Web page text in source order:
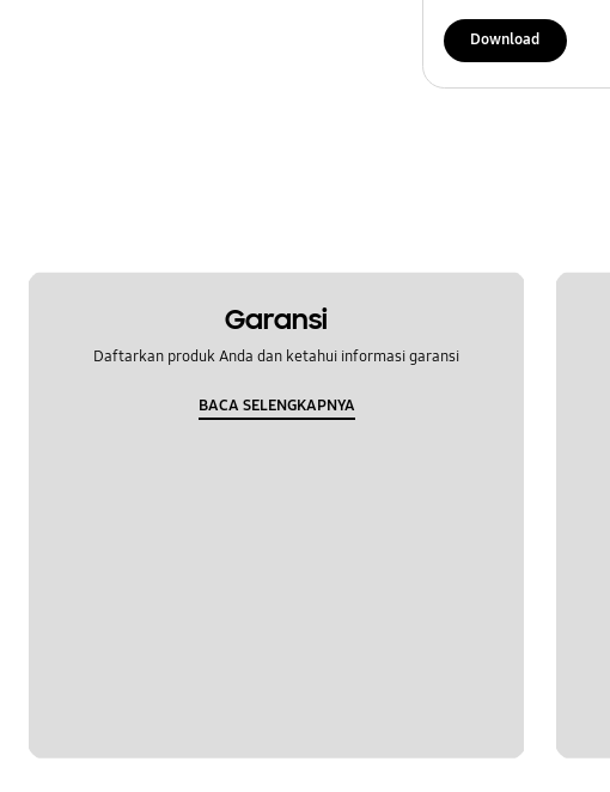
Download
Garansi
Daftarkan produk Anda dan ketahui informasi garansi
BACA SELENGKAPNYA